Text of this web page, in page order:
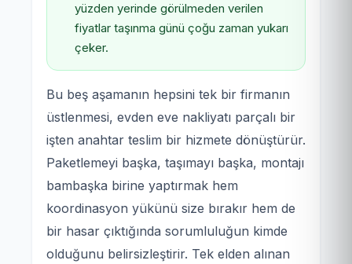
yüzden yerinde görülmeden verilen
fiyatlar taşınma günü çoğu zaman yukarı
çeker.
Bu beş aşamanın hepsini tek bir firmanın
üstlenmesi, evden eve nakliyatı parçalı bir
işten anahtar teslim bir hizmete dönüştürür.
Paketlemeyi başka, taşımayı başka, montajı
bambaşka birine yaptırmak hem
koordinasyon yükünü size bırakır hem de
bir hasar çıktığında sorumluluğun kimde
olduğunu belirsizleştirir. Tek elden alınan